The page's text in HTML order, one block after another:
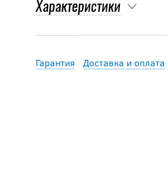
Характеристики
Гарантия Доставка и оплата